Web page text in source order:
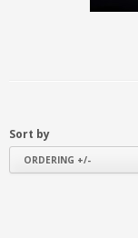
Sort by
ORDERING +/-